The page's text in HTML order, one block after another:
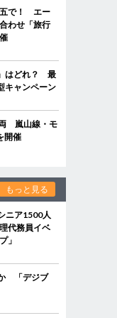
五で！ エー
わせ「旅行
はどれ？ 最
キャンペーン
嵐山線・モ
開催
もっと見る
ニア1500人
代務員イベ
」
「デジブ